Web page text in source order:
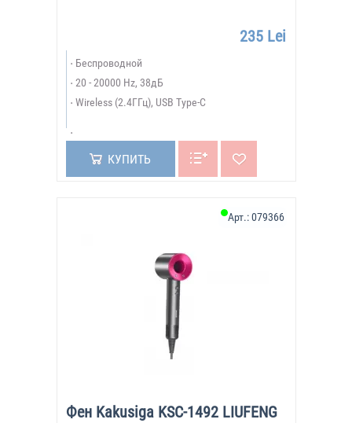
235 Lei
Беспроводной
20 - 20000 Hz, 38дБ
Wireless (2.4ГГц), USB Type-C
КУПИТЬ
Фен Kakusiga KSC-1492 LIUFENG
Арт.:079366